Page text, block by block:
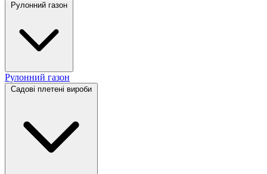
Рулонний газон
Рулонний газон
Садові плетені вироби